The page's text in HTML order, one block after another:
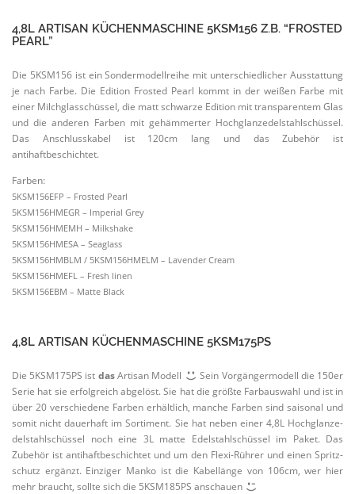
4,8L ARTISAN KÜCHEN­MA­SCHINE 5KSM156 Z.B. “FROSTED
PEARL”
Die 5KSM156 ist ein Sonder­mo­dell­reihe mit unter­schied­licher Ausstattung
je nach Farbe. Die Edition Frosted Pearl kommt in der weißen Farbe mit
einer Milch­glas­schüssel, die matt schwarze Edition mit trans­pa­rentem Glas
und die anderen Farben mit gehäm­merter Hochglanz­e­del­stahl­schüssel.
Das Anschluss­kabel ist 120cm lang und das Zubehör ist
antihaftbeschichtet.
Farben:
5KSM156EFP – Frosted Pearl
5KSM156HMEGR – Imperial Grey
5KSM156HMEMH – Milkshake
5KSM156HMESA – Seaglass
5KSM156HMBLM / 5KSM156HMELM – Lavender Cream
5KSM156HMEFL – Fresh linen
5KSM156EBM – Matte Black
4,8L ARTISAN KÜCHEN­MA­SCHINE 5KSM175PS
Die 5KSM175PS ist dasArtisan Modell
Sein Vorgän­ger­modell die 150er
Serie hat sie erfolg­reich abgelöst. Sie hat die größte Farbauswahl und ist in
über 20 verschiedene Farben erhältlich, manche Farben sind saisonal und
somit nicht dauerhaft im Sortiment. Sie hat neben einer 4,8L Hochglanz­e­
del­stahl­schüssel noch eine 3L matte Edelstahl­schüssel im Paket. Das
Zubehör ist antihaft­be­schichtet und um den Flexi-Rührer und einen Spritz­
schutz ergänzt. Einziger Manko ist die Kabel­länge von 106cm, wer hier
mehr braucht, sollte sich die 5KSM185PS anschauen